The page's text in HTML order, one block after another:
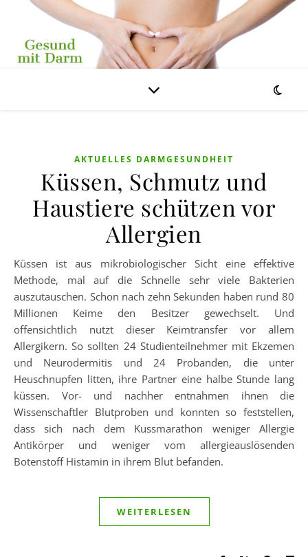
AKTUELLES DARMGESUNDHEIT
Küssen, Schmutz und
Haustiere schützen vor
Allergien
Küssen ist aus mikrobiologischer Sicht eine effektive
Methode, mal auf die Schnelle sehr viele Bakterien
auszutauschen. Schon nach zehn Sekunden haben rund 80
Millionen Keime den Besitzer gewechselt. Und
offensichtlich nutzt dieser Keimtransfer vor allem
Allergikern. So sollten 24 Studienteilnehmer mit Ekzemen
und Neurodermitis und 24 Probanden, die unter
Heuschnupfen litten, ihre Partner eine halbe Stunde lang
küssen. Vor- und nachher entnahmen ihnen die
Wissenschaftler Blutproben und konnten so feststellen,
dass sich nach dem Kussmarathon weniger Allergie
Antikörper und weniger vom allergieauslösenden
Botenstoff Histamin in ihrem Blut befanden.
WEITERLESEN